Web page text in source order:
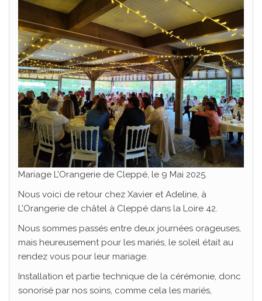
Mariage L’Orangerie de Cleppé, le 9 Mai 2025.
Nous voici de retour chez Xavier et Adeline, à
L’Orangerie de châtel à Cleppé dans la Loire 42.
Nous sommes passés entre deux journées orageuses,
mais heureusement pour les mariés, le soleil était au
rendez vous pour leur mariage.
Installation et partie technique de la cérémonie, donc
sonorisé par nos soins, comme cela les mariés,